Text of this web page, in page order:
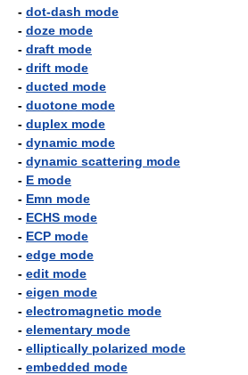
- dot-dash mode
- doze mode
- draft mode
- drift mode
- ducted mode
- duotone mode
- duplex mode
- dynamic mode
- dynamic scattering mode
- E mode
- Emn mode
- ECHS mode
- ECP mode
- edge mode
- edit mode
- eigen mode
- electromagnetic mode
- elementary mode
- elliptically polarized mode
- embedded mode